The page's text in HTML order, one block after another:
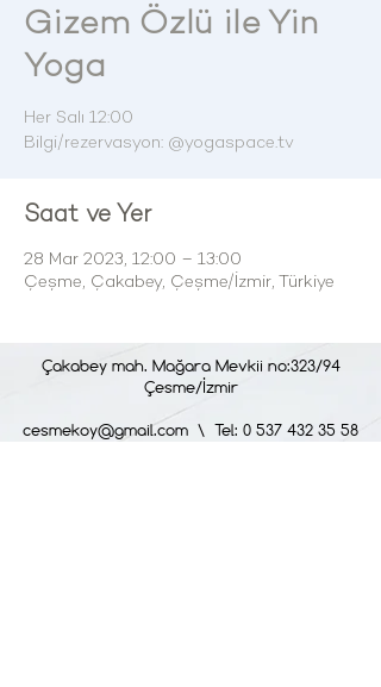
Gizem Özlü ile Yin
Yoga
Her Salı 12:00
Bilgi/rezervasyon: @yogaspace.tv
Saat ve Yer
28 Mar 2023, 12:00 – 13:00
Çeşme, Çakabey, Çeşme/İzmir, Türkiye
Çakabey mah. Mağara Mevkii no:323/94
Çesme/İzmir
cesmekoy@gmail.com \ Tel: 0 537 432 35 58